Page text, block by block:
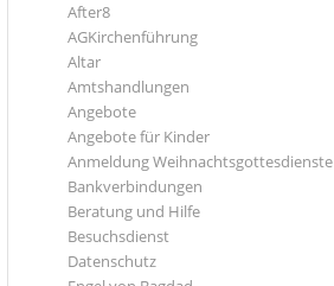
After8
AGKirchenführung
Altar
Amtshandlungen
Angebote
Angebote für Kinder
Anmeldung Weihnachtsgottesdienste
Bankverbindungen
Beratung und Hilfe
Besuchsdienst
Datenschutz